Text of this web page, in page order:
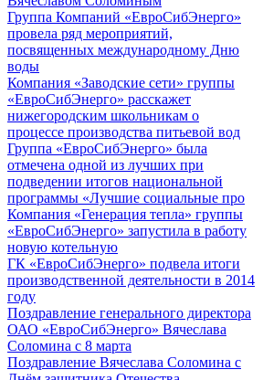
Группа Компаний «ЕвроСибЭнерго»
провела ряд мероприятий,
посвященных международному Дню
воды
Компания «Заводские сети» группы
«ЕвроСибЭнерго» расскажет
нижегородским школьникам о
процессе производства питьевой вод
Группа «ЕвроСибЭнерго» была
отмечена одной из лучших при
подведении итогов национальной
программы «Лучшие социальные про
Компания «Генерация тепла» группы
«ЕвроСибЭнерго» запустила в работу
новую котельную
ГК «ЕвроСибЭнерго» подвела итоги
производственной деятельности в 2014
году
Поздравление генерального директора
ОАО «ЕвроСибЭнерго» Вячеслава
Соломина с 8 марта
Поздравление Вячеслава Соломина с